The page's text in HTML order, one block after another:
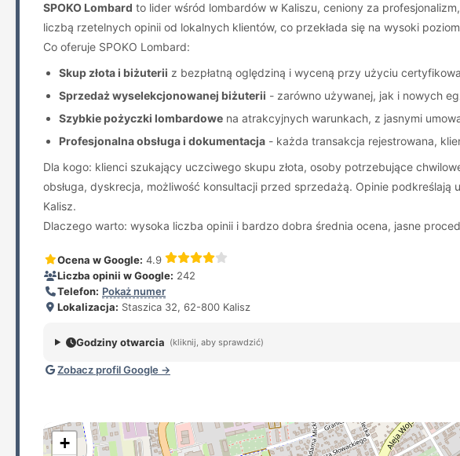
SPOKO Lombard to lider wśród lombardów w Kaliszu, ceniony za
liczbą rzetelnych opinii od lokalnych klientów, co przekłada się na wysoki
Co oferuje SPOKO Lombard:
Skup złota i biżuterii z bezpłatną oględziną i wyceną przy użyciu
Sprzedaż wyselekcjonowanej biżuterii - zarówno używanej, jak i nowych
Szybkie pożyczki lombardowe na atrakcyjnych warunkach, z jasnymi
Profesjonalna obsługa i dokumentacja - każda transakcja rejestrowana,
Dla kogo: klienci szukający uczciwego skupu złota, osoby potrzebujące
obsługa, dyskrecja, możliwość konsultacji przed sprzedażą. Opinie
Kalisz.
Dlaczego warto: wysoka liczba opinii i bardzo dobra średnia ocena, jasne
Ocena w Google: 4.9
Liczba opinii w Google: 242
Telefon: Pokaż numer
Lokalizacja: Staszica 32, 62-800 Kalisz
Godziny otwarcia (kliknij, aby sprawdzić)
Zobacz profil Google →
+